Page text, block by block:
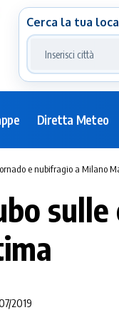
Cerca la tua
Diretta Meteo
e nubifragio a Milano
2019